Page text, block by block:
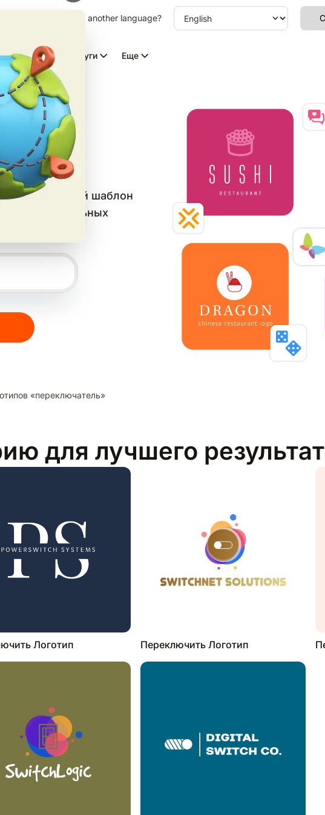
language. Choose another language?
Видео с ИИ Услуги Еще
категории
бесплатный шаблон
веба и социальных
«переключатель»
для лучшего
Логотип Переключить Логотип